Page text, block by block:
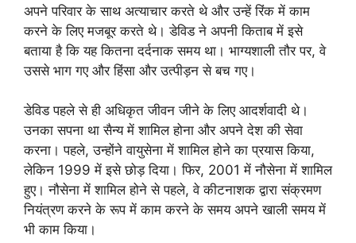
अपने परिवार के साथ अत्याचार करते थे और उन्हें रिंक में काम
करने के लिए मजबूर करते थे। डेविड ने अपनी किताब में इसे
बताया है कि यह कितना दर्दनाक समय था। भाग्यशाली तौर पर, वे
उससे भाग गए और हिंसा और उत्पीड़न से बच गए।
डेविड पहले से ही अधिकृत जीवन जीने के लिए आदर्शवादी थे।
उनका सपना था सैन्य में शामिल होना और अपने देश की सेवा
करना। पहले, उन्होंने वायुसेना में शामिल होने का प्रयास किया,
लेकिन 1999 में इसे छोड़ दिया। फिर, 2001 में नौसेना में शामिल
हुए। नौसेना में शामिल होने से पहले, वे कीटनाशक द्वारा संक्रमण
नियंत्रण करने के रूप में काम करने के समय अपने खाली समय में
भी काम किया।